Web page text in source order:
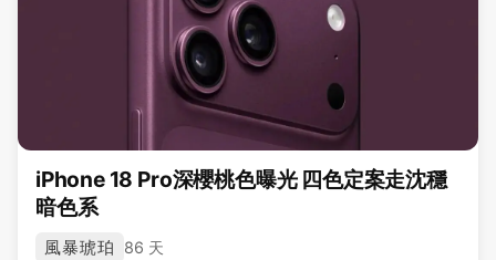
iPhone 18 Pro深櫻桃色曝光 四色定案走沈穩
暗色系
風暴琥珀 86 天